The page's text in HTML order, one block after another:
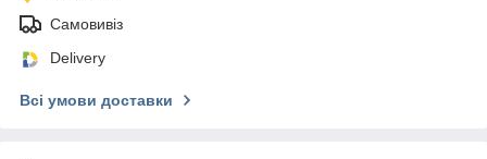
Самовивіз
Delivery
Всі умови доставки